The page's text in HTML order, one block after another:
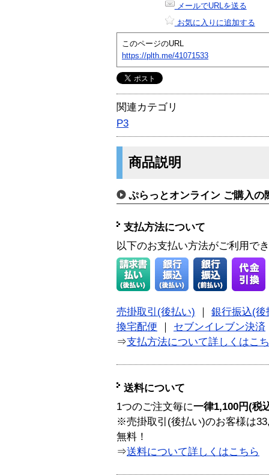
メールでURLを送る
お気に入りに追加する
このページのURL
https://plth.me/41071533
関連カテゴリ
P3
商品説明
ぷらっとオンライン ご購入の
支払方法について
以下のお支払い方法がご利用で
売掛取引(後払い)
銀行振込(後
換宅配便
セブンイレブン決済
⇒支払方法について詳しくはこ
送料について
1つのご注文毎に一律1,100円(税
※売掛取引(後払い)のお客様は
無料！
⇒送料について詳しくはこちら